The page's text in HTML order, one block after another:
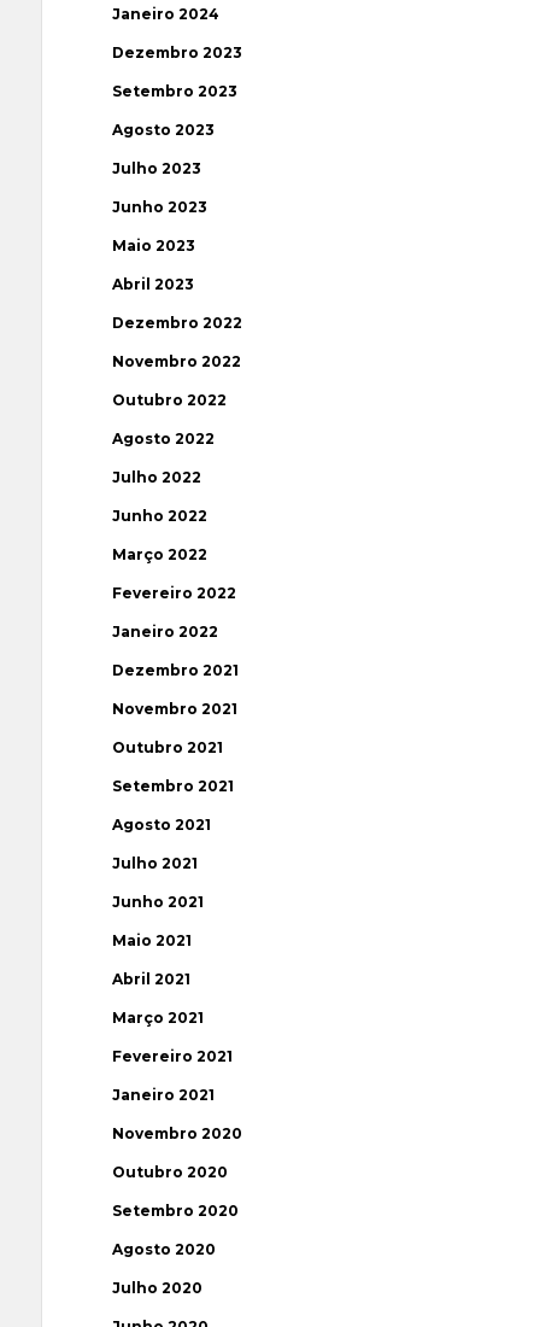
Janeiro 2024
Dezembro 2023
Setembro 2023
Agosto 2023
Julho 2023
Junho 2023
Maio 2023
Abril 2023
Dezembro 2022
Novembro 2022
Outubro 2022
Agosto 2022
Julho 2022
Junho 2022
Março 2022
Fevereiro 2022
Janeiro 2022
Dezembro 2021
Novembro 2021
Outubro 2021
Setembro 2021
Agosto 2021
Julho 2021
Junho 2021
Maio 2021
Abril 2021
Março 2021
Fevereiro 2021
Janeiro 2021
Novembro 2020
Outubro 2020
Setembro 2020
Agosto 2020
Julho 2020